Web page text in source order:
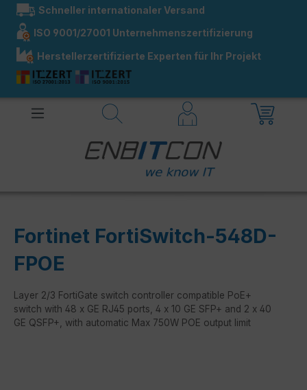
springen
Schneller internationaler Versand
ISO 9001/27001 Unternehmenszertifizierung
Herstellerzertifizierte Experten für Ihr Projekt
Fortinet FortiSwitch-548D-
FPOE
Layer 2/3 FortiGate switch controller compatible PoE+
switch with 48 x GE RJ45 ports, 4 x 10 GE SFP+ and 2 x 40
GE QSFP+, with automatic Max 750W POE output limit